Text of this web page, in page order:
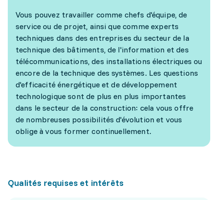
Vous pouvez travailler comme chefs d'équipe, de
service ou de projet, ainsi que comme experts
techniques dans des entreprises du secteur de la
technique des bâtiments, de l'information et des
télécommunications, des installations électriques ou
encore de la technique des systèmes. Les questions
d'efficacité énergétique et de développement
technologique sont de plus en plus importantes
dans le secteur de la construction: cela vous offre
de nombreuses possibilités d'évolution et vous
oblige à vous former continuellement.
Qualités requises et intérêts